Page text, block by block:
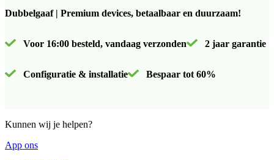
Dubbelgaaf | Premium devices, betaalbaar en duurzaam!
Voor 16:00 besteld, vandaag verzonden 2 jaar garantie
Configuratie & installatie Bespaar tot 60%
Kunnen wij je helpen?
App ons